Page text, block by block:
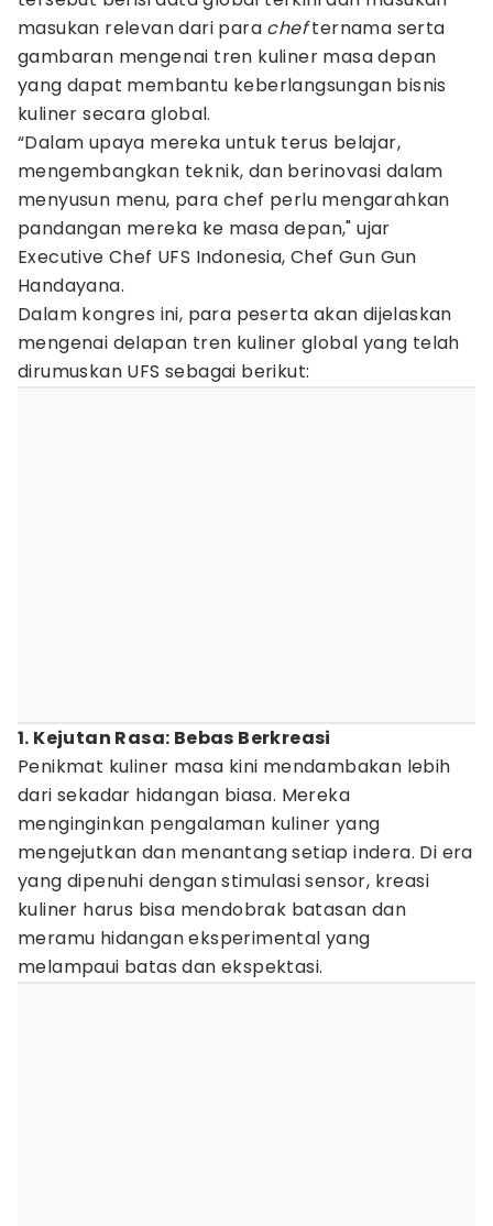
masukan relevan dari para chefternama serta
gambaran mengenai tren kuliner masa depan
yang dapat membantu keberlangsungan bisnis
kuliner secara global.
“Dalam upaya mereka untuk terus belajar,
mengembangkan teknik, dan berinovasi dalam
menyusun menu, para chef perlu mengarahkan
pandangan mereka ke masa depan," ujar
Executive Chef UFS Indonesia, Chef Gun Gun
Handayana.
Dalam kongres ini, para peserta akan dijelaskan
mengenai delapan tren kuliner global yang telah
dirumuskan UFS sebagai berikut:
1. Kejutan Rasa: Bebas Berkreasi
Penikmat kuliner masa kini mendambakan lebih
dari sekadar hidangan biasa. Mereka
menginginkan pengalaman kuliner yang
mengejutkan dan menantang setiap indera. Di era
yang dipenuhi dengan stimulasi sensor, kreasi
kuliner harus bisa mendobrak batasan dan
meramu hidangan eksperimental yang
melampaui batas dan ekspektasi.